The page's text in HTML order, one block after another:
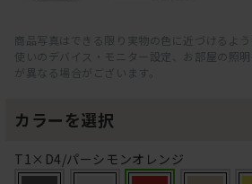
商品写真はできる限り実物の色に近づけるよ
使いのデバイス・モニター設定、お部屋の照
が異なる場合がございます。
カラーを選択
T1×D4/パーシモンオレンジ